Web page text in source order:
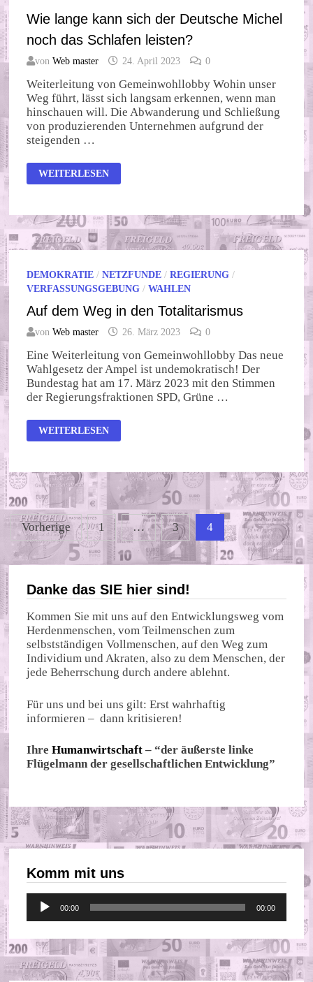
Wie lange kann sich der Deutsche Michel
noch das Schlafen leisten?
vonWeb master 24. April 2023 0
Weiterleitung von Gemeinwohllobby Wohin unser
Weg führt, lässt sich langsam erkennen, wenn man
hinschauen will. Die Abwanderung und Schließung
von produzierenden Unternehmen aufgrund der
steigenden …
WIE
LANGE
DEUTSCHE
MICHEL
NOCH
DAS
WEITERLESEN
DEMOKRATIE /NETZFUNDE /REGIERUNG /
VERFASSUNGSGEBUNG /WAHLEN
Auf dem Weg in den Totalitarismus
vonWeb master 26. März 2023 0
Eine Weiterleitung von Gemeinwohllobby Das neue
Wahlgesetz der Ampel ist undemokratisch! Der
Bundestag hat am 17. März 2023 mit den Stimmen
der Regierungsfraktionen SPD, Grüne …
AUF
DEM
TOTALITARISMUS
WEITERLESEN
Seitennummerierung
der
Beiträge
Vorherige 1 … 3 4
Danke das SIE hier sind!
Kommen Sie mit uns auf den Entwicklungsweg vom
Herdenmenschen, vom Teilmenschen zum
selbstständigen Vollmenschen, auf den Weg zum
Individium und Akraten, also zu dem Menschen, der
jede Beherrschung durch andere ablehnt.
Für uns und bei uns gilt: Erst wahrhaftig
informieren – dann kritisieren!
IhreHumanwirtschaft – “der äußerste linke
Flügelmann der gesellschaftlichen Entwicklung”
Komm mit uns
Audio-
Player
00:00 00:00